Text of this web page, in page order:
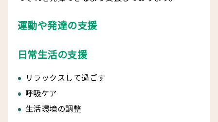
運動や発達の支援
日常生活の支援
リラックスして過ごす
呼吸ケア
生活環境の調整